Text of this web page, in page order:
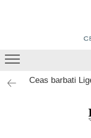
Ceas barbati